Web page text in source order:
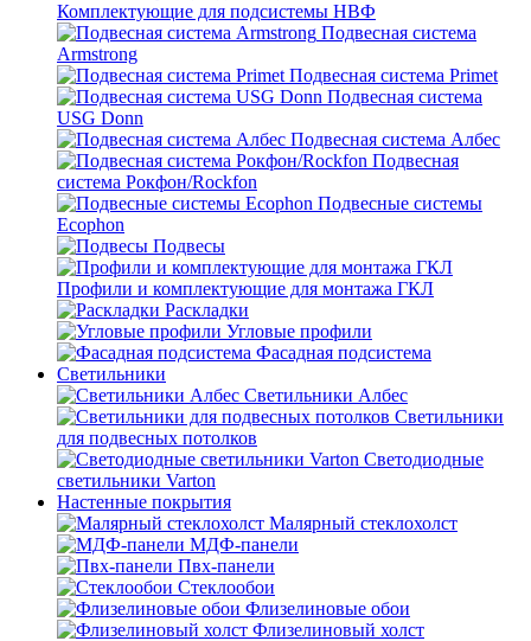
Комплектующие для подсистемы НВФ
Подвесная система
Armstrong
Подвесная система Primet
Подвесная система
USG Donn
Подвесная система Албес
Подвесная
система Рокфон/Rockfon
Подвесные системы
Ecophon
Подвесы
Профили и комплектующие для монтажа ГКЛ
Раскладки
Угловые профили
Фасадная подсистема
Светильники
Светильники Албес
Светильники
для подвесных потолков
Светодиодные
светильники Varton
Настенные покрытия
Малярный стеклохолст
МДФ-панели
Пвх-панели
Стеклообои
Флизелиновые обои
Флизелиновый холст